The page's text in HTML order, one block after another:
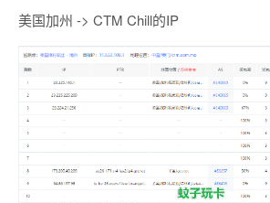
美国加州 -> CTM Chill的IP